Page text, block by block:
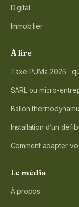
Digital
Immobilier
À lire
Taxe PUMa 2026 :
SARL ou micro-
Ballon
Installation d’un
Comment adapter
Le média
À propos